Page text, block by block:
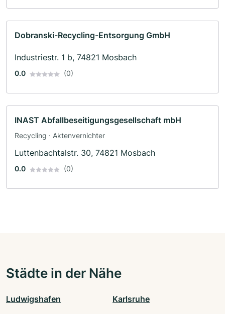
Dobranski-Recycling-Entsorgung GmbH
Industriestr. 1 b, 74821 Mosbach
0.0 (0)
INAST Abfallbeseitigungsgesellschaft mbH
Recycling · Aktenvernichter
Luttenbachtalstr. 30, 74821 Mosbach
0.0 (0)
Städte in der Nähe
Ludwigshafen Karlsruhe